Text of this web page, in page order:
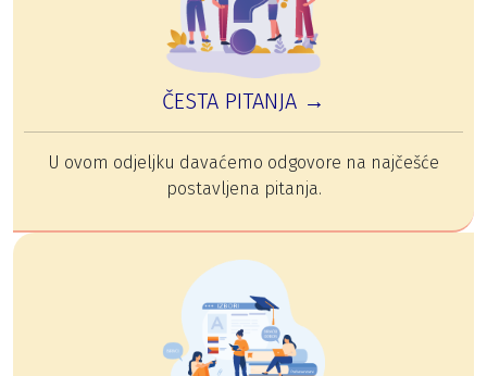
ČESTA PITANJA →
U ovom odjeljku davaćemo odgovore na najčešće
postavljena pitanja.